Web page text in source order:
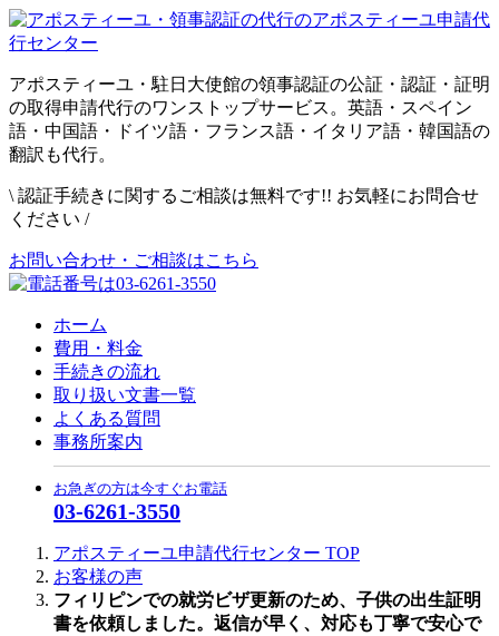
アポスティーユ・駐日大使館の領事認証の公証・認証・証明
の取得申請代行のワンストップサービス。英語・スペイン
語・中国語・ドイツ語・フランス語・イタリア語・韓国語の
翻訳も代行。
\ 認証手続きに関するご相談は無料です!! お気軽にお問合せ
ください /
お問い合わせ・ご相談はこちら
ホーム
費用・料金
手続きの流れ
取り扱い文書一覧
よくある質問
事務所案内
お急ぎの方は今すぐお電話
03-6261-3550
アポスティーユ申請代行センター TOP
お客様の声
フィリピンでの就労ビザ更新のため、子供の出生証明
書を依頼しました。返信が早く、対応も丁寧で安心で